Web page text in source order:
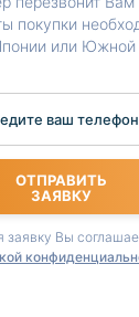
покупки
или Южной
ваш телефон
ОТПРАВИТЬ
ЗАЯВКУ
заявку Вы